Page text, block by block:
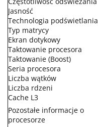
Jasność
Technologia podświetlania
Typ matrycy
Ekran dotykowy
Taktowanie procesora
Taktowanie (Boost)
Seria procesora
Liczba wątków
Liczba rdzeni
Cache L3
Pozostałe informacje o
procesorze